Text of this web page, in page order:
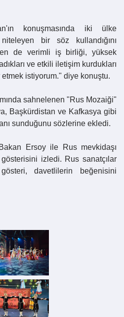
konuşmasında iki ülke
bir söz kullandığını
de verimli iş birliği, yüksek
ve etkili iletişim kurdukları
istiyorum." diye konuştu.
sahnelenen "Rus Mozaiği"
Başkürdistan ve Kafkasya gibi
sunduğunu sözlerine ekledi.
Ersoy ile Rus mevkidaşı
izledi. Rus sanatçılar
davetlilerin beğenisini